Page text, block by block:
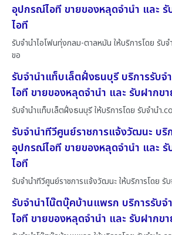
อุปกรณ์ไอที ขายของหลุดจำนำ และ
ไอที
รับจำนำไอโฟนทุ่งกลม-ตาลหมัน ให้บริการโดย รับ
ขอ
รับจำนำแท็บเล็ตฝั่งธนบุรี บริการรับ
ไอที ขายของหลุดจำนำ และ รับฝากข
รับจำนำแท็บเล็ตฝั่งธนบุรี ให้บริการโดย รับจํานํา
รับจำนำทีวีศูนย์ราชการแจ้งวัฒนะ บริ
อุปกรณ์ไอที ขายของหลุดจำนำ และ
ไอที
รับจำนำทีวีศูนย์ราชการแจ้งวัฒนะ ให้บริการโดย รั
รับจำนำโน๊ตบุ๊คบ้านแพรก บริการรับ
ไอที ขายของหลุดจำนำ และ รับฝากข